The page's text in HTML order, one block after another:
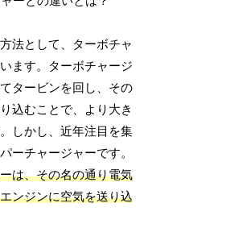
法として、ターボチャ
ます。ターボチャージ
タービンを回し、その
込むことで、より大き
しかし、近年注目を集
ーチャージャーです。
は、その名の通り電気
ンジンに空気を送り込